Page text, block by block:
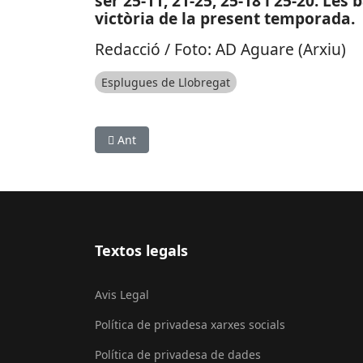
victòria de la present temporada.
Redacció / Foto: AD Aguare (Arxiu)
Esplugues de Llobregat
Article anterior: SUCCESSOS: Tres persones
Ant
Textos legals
Avis Legal
Política de privadesa xarxes socials
Política de privadesa de dades